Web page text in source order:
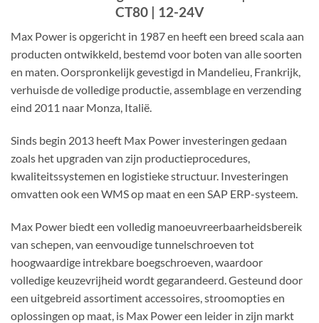
CT80 | 12-24V
Max Power is opgericht in 1987 en heeft een breed scala aan
producten ontwikkeld, bestemd voor boten van alle soorten
en maten. Oorspronkelijk gevestigd in Mandelieu, Frankrijk,
verhuisde de volledige productie, assemblage en verzending
eind 2011 naar Monza, Italië.
Sinds begin 2013 heeft Max Power investeringen gedaan
zoals het upgraden van zijn productieprocedures,
kwaliteitssystemen en logistieke structuur. Investeringen
omvatten ook een WMS op maat en een SAP ERP-systeem.
Max Power biedt een volledig manoeuvreerbaarheidsbereik
van schepen, van eenvoudige tunnelschroeven tot
hoogwaardige intrekbare boegschroeven, waardoor
volledige keuzevrijheid wordt gegarandeerd. Gesteund door
een uitgebreid assortiment accessoires, stroomopties en
oplossingen op maat, is Max Power een leider in zijn markt